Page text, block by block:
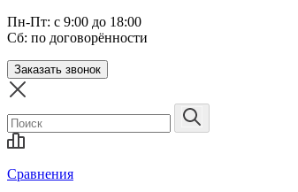
Пн-Пт: с 9:00 до 18:00
Сб: по договорённости
Заказать звонок
Сравнения